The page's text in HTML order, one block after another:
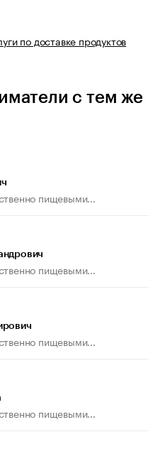
по доставке продуктов
с тем же
пищевыми...
пищевыми...
пищевыми...
пищевыми...